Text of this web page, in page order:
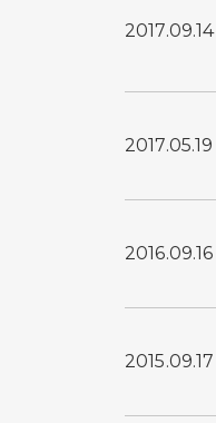
2017.09.14
2017.05.19
2016.09.16
2015.09.17